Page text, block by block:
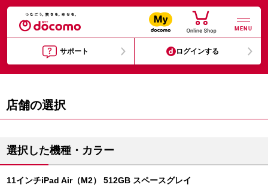
MENU
サポート ログインする
店舗の選択
選択した機種・カラー
11インチiPad Air（M2） 512GB スペースグレイ